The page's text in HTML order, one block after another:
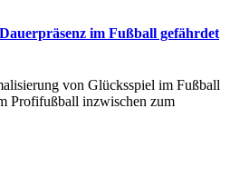
im Fußball gefährdet
von Glücksspiel im Fußball
Profifußball inzwischen zum